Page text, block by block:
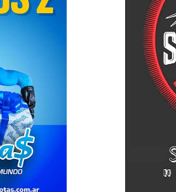
Murga los remolinos festeja sus 16
años con guiso de lentejas y
carnaval